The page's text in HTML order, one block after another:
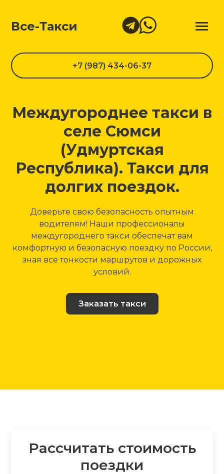
Все-Такси
+7 (987) 434-06-37
Междугороднее такси в
селе Сюмси
(Удмуртская
Республика). Такси для
долгих поездок.
Доверьте свою безопасность опытным
водителям! Наши профессионалы
междугороднего такси обеспечат вам
комфортную и безопасную поездку по России,
зная все тонкости маршрутов и дорожных
условий.
Заказать такси
Рассчитать стоимость
поездки